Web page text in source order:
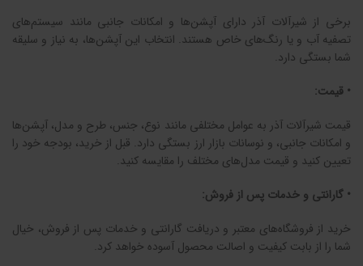
برخی از شیرآلات آذر دارای آپشن‌ها و امکانات جانبی مانند سیستم‌های
تصفیه آب و یا رنگ‌های خاص هستند. انتخاب این آپشن‌ها، به نیاز و سلیقه
شما بستگی دارد.
• قیمت:
قیمت شیرآلات آذر به عوامل مختلفی مانند نوع، جنس، طرح و مدل، آپشن‌ها
و امکانات جانبی، و نوسانات بازار ارز بستگی دارد. قبل از خرید، بودجه خود را
تعیین کنید و قیمت مدل‌های مختلف را مقایسه کنید.
• گارانتی و خدمات پس از فروش:
خرید از فروشگاه‌های معتبر و دریافت گارانتی و خدمات پس از فروش، خیال
شما را از بابت کیفیت و اصالت محصول آسوده خواهد کرد.